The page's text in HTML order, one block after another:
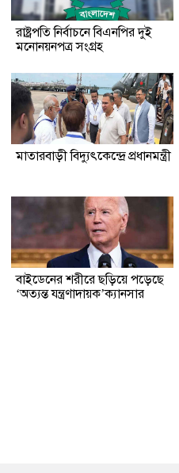
রাষ্ট্রপতি নির্বাচনে বিএনপির দুই
মনোনয়নপত্র সংগ্রহ
মাতারবাড়ী বিদ্যুৎকেন্দ্রে প্রধানমন্ত্রী
বাইডেনের শরীরে ছড়িয়ে পড়েছে
‘অত্যন্ত যন্ত্রণাদায়ক’ক্যানসার